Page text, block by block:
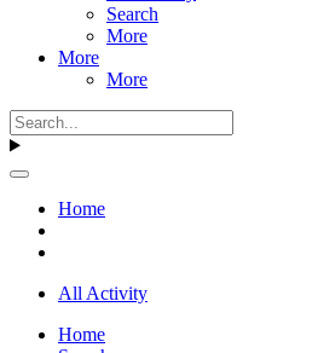
Search
More
More
More
Home
All Activity
Home